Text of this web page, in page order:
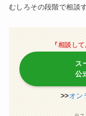
むしろその段階で相談
『相談し
ス
公
>>オン